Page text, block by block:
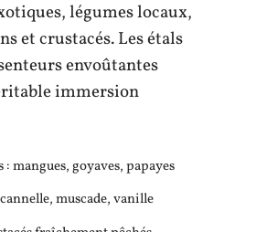
légumes locaux,
et crustacés. Les étals
envoûtantes
immersion
mangues, goyaves, papayes
muscade, vanille